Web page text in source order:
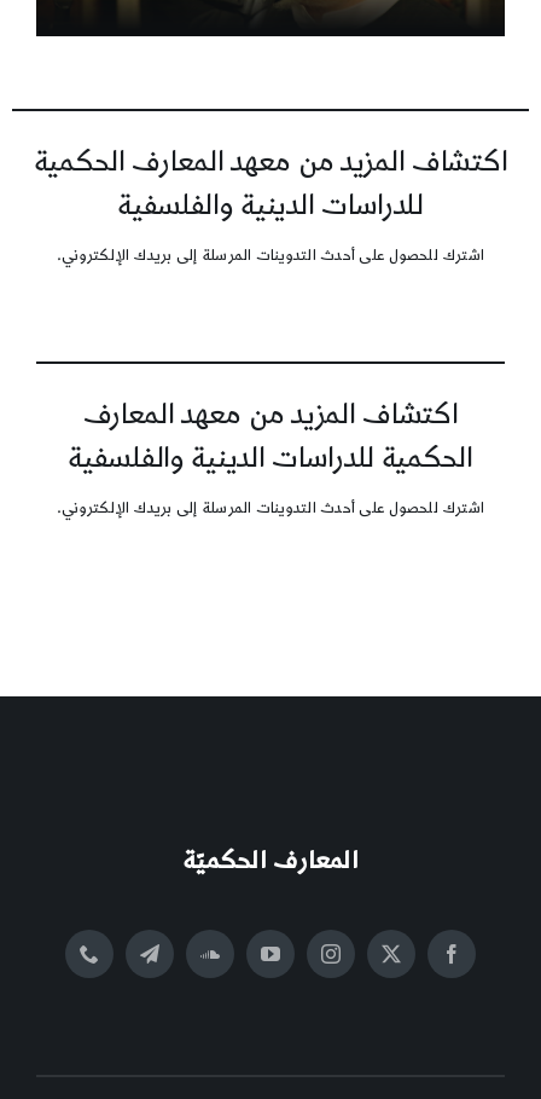
اكتشاف المزيد من معهد المعارف الحكمية
للدراسات الدينية والفلسفية
اشترك للحصول على أحدث التدوينات المرسلة إلى بريدك الإلكتروني.
اكتشاف المزيد من معهد المعارف
الحكمية للدراسات الدينية والفلسفية
اشترك للحصول على أحدث التدوينات المرسلة إلى بريدك الإلكتروني.
المعارف الحكميّة